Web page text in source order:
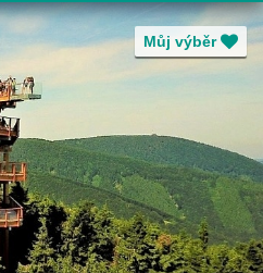
Můj výběr